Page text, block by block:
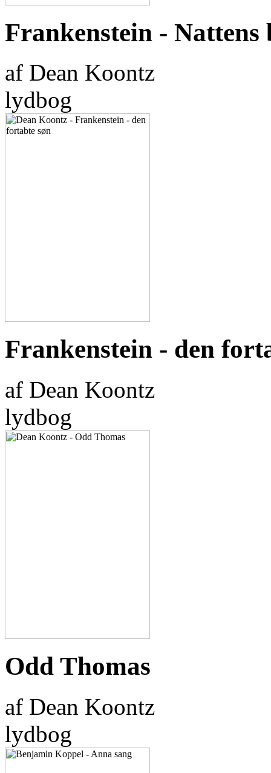
Frankenstein - Nattens
af Dean Koontz
lydbog
Frankenstein - den
af Dean Koontz
lydbog
Odd Thomas
af Dean Koontz
lydbog